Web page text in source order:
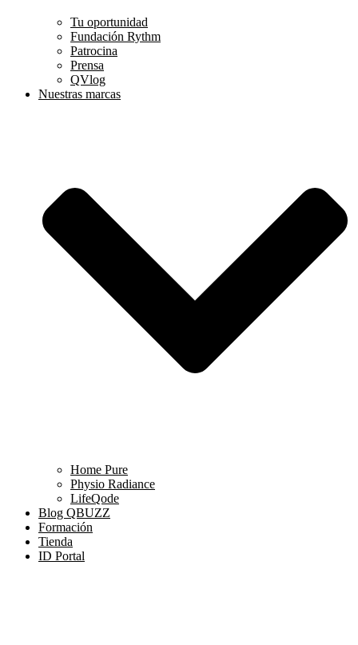
Tu oportunidad
Fundación Rythm
Patrocina
Prensa
QVlog
Nuestras marcas
Home Pure
Physio Radiance
LifeQode
Blog QBUZZ
Formación
Tienda
ID Portal